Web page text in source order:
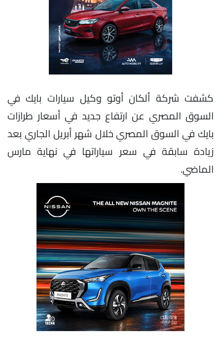
كشفت شركة ألكان أوتو وكيل سيارات بايك في
السوق المصري عن ارتفاع جديد في أسعار طرازات
بايك في السوق المصري خلال شهر أبريل الجاري بعد
زيادة سابقة في سعر سياراتها في نهاية مارس
الماضي.